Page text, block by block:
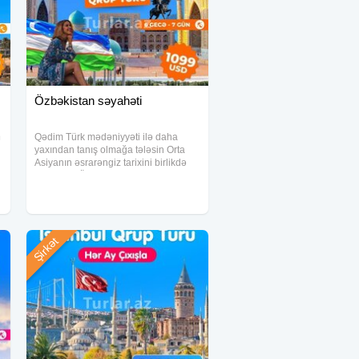
Özbəkistan səyahəti
Qədim Türk mədəniyyəti ilə daha
yaxından tanış olmağa tələsin Orta
Asiyanın əsrarəngiz tarixini birlikdə
Arzuladığınız məkanı
Şirkət